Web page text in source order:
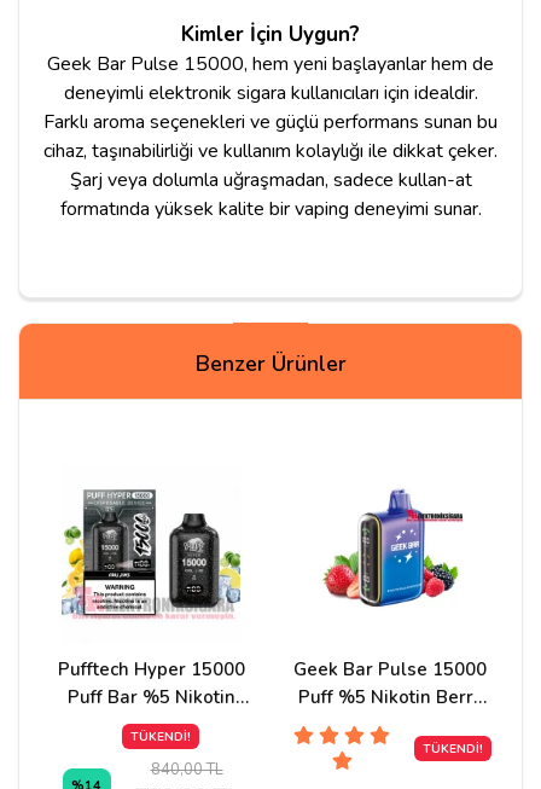
Kimler İçin Uygun?
Geek Bar Pulse 15000, hem yeni başlayanlar hem de
deneyimli elektronik sigara kullanıcıları için idealdir.
Farklı aroma seçenekleri ve güçlü performans sunan bu
cihaz, taşınabilirliği ve kullanım kolaylığı ile dikkat çeker.
Şarj veya dolumla uğraşmadan, sadece kullan-at
formatında yüksek kalite bir vaping deneyimi sunar.
Yorum Yapın
Yorumunuz*
Benzer Ürünler
Pufftech Hyper 15000
Puff Bar %5 Nikotin
Cool Lime
TÜKENDİ!
840,00 TL
Geek Bar Pulse 15000
Puff %5 Nikotin Berry
Bliss
TÜKENDİ!